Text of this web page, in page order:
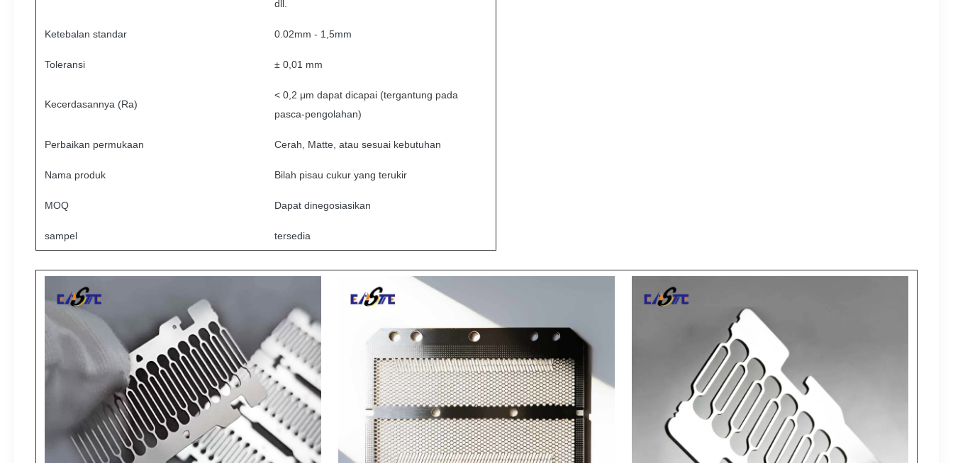
dll.
Ketebalan standar 0.02mm - 1,5mm
Toleransi ± 0,01 mm
Kecerdasannya (Ra)
< 0,2 μm dapat dicapai (tergantung pada
pasca-pengolahan)
Perbaikan permukaan Cerah, Matte, atau sesuai kebutuhan
Nama produk Bilah pisau cukur yang terukir
MOQ Dapat dinegosiasikan
sampel tersedia